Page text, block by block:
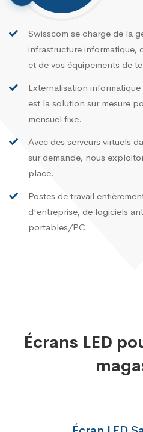
Swisscom se charge de la
infrastructure informatique,
et de vos équipements de
Externalisation
est la solution sur mesure
mensuel fixe.
Avec des serveurs virtuels
sur demande, nous
place.
Postes de travail
d'entreprise, de logiciels
portables/PC.
Écrans LED